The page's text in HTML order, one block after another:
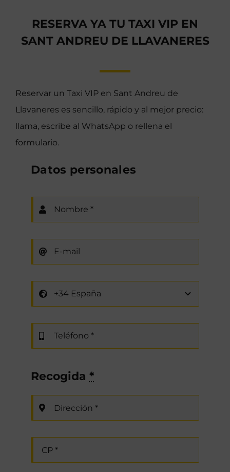
RESERVA YA TU TAXI VIP EN
SANT ANDREU DE LLAVANERES
Reservar un Taxi VIP en Sant Andreu de
Llavaneres es sencillo, rápido y al mejor precio:
llama, escribe al WhatsApp o rellena el
formulario.
Datos personales
Recogida *